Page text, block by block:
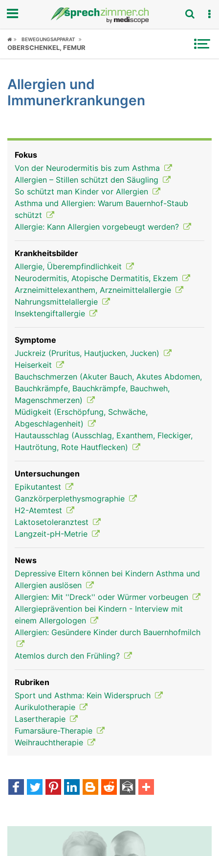
Fokus
Symptome
Ratgeber
Rubriken
BEWEGUNGSAPPARAT
OBERSCHENKEL, FEMUR
Allergien und
Immunerkrankungen
Fokus
Von der Neurodermitis bis zum Asthma
Allergien – Stillen schützt den Säugling
So schützt man Kinder vor Allergien
Asthma und Allergien: Warum Bauernhof-Staub
schützt
Allergie: Kann Allergien vorgebeugt werden?
Krankheitsbilder
Allergie, Überempfindlichkeit
Neurodermitis, Atopische Dermatitis, Ekzem
Arzneimittelexanthem, Arzneimittelallergie
Nahrungsmittelallergie
Insektengiftallergie
Symptome
Juckreiz (Pruritus, Hautjucken, Jucken)
Heiserkeit
Bauchschmerzen (Akuter Bauch, Akutes Abdomen,
Bauchkrämpfe, Bauchkrämpfe, Bauchweh,
Magenschmerzen)
Müdigkeit (Erschöpfung, Schwäche,
Abgeschlagenheit)
Hautausschlag (Ausschlag, Exanthem, Fleckiger,
Hautrötung, Rote Hautflecken)
Untersuchungen
Epikutantest
Ganzkörperplethysmographie
H2-Atemtest
Laktosetoleranztest
Langzeit-pH-Metrie
News
Depressive Eltern können bei Kindern Asthma und
Allergien auslösen
Allergien: Mit ''Dreck'' oder Würmer vorbeugen
Allergieprävention bei Kindern - Interview mit
einem Allergologen
Allergien: Gesündere Kinder durch Bauernhofmilch
Atemlos durch den Frühling?
Rubriken
Sport und Asthma: Kein Widerspruch
Aurikulotherapie
Lasertherapie
Fumarsäure-Therapie
Weihrauchtherapie